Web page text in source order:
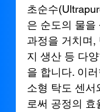
초순수
은 순도의 물을
과정을 거치며,
지 생산 등 다
을 합니다. 이
소형 탁도 센서
로써 공정의